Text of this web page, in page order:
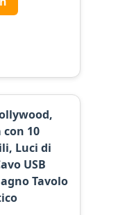
con 10
Luci di
USB
Tavolo